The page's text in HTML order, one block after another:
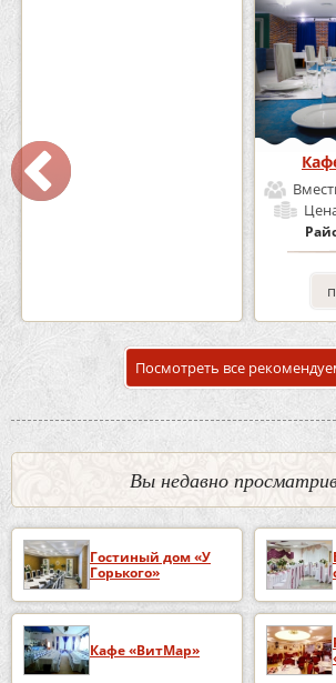
Кафе-Бар Бермуды
Вместимость:
Посмотреть все
Вы недавно
Гостиный дом «У
Горького»
Кафе «ВитМар»